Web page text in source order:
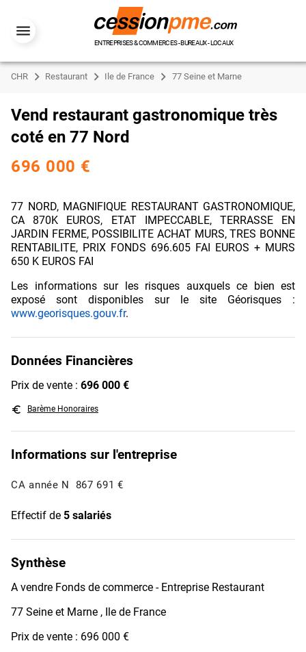
ENTREPRISES & COMMERCES - BUREAUX - LOCAUX
CHR Restaurant Ile de France 77 Seine et Marne
Vend restaurant gastronomique très
coté en 77 Nord
696 000 €
77 NORD, MAGNIFIQUE RESTAURANT GASTRONOMIQUE,
CA 870K EUROS, ETAT IMPECCABLE, TERRASSE EN
JARDIN FERME, POSSIBILITE ACHAT MURS, TRES BONNE
RENTABILITE, PRIX FONDS 696.605 FAI EUROS + MURS
650 K EUROS FAI
Les informations sur les risques auxquels ce bien est
exposé sont disponibles sur le site Géorisques :
www.georisques.gouv.fr.
Données Financières
Prix de vente : 696 000 €
euro_symbol Barème Honoraires
Informations sur l'entreprise
CA année N 867 691 €
Effectif de 5 salariés
Synthèse
A vendre Fonds de commerce - Entreprise Restaurant
77 Seine et Marne , Ile de France
Prix de vente : 696 000 €